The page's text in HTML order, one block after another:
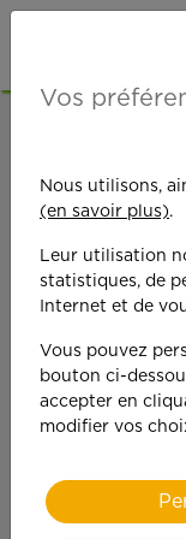
On
Vos
Nous utilisons,
(en savoir plus).
Leur utilisation
statistiques, de
Internet et de
Vous pouvez
bouton ci-
accepter en
modifier vos